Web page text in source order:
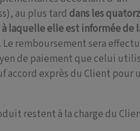
au plus tard dans les
laquelle elle est informée de
. Le remboursement sera
de paiement que celui
accord exprès du Client pour
restent à la charge du